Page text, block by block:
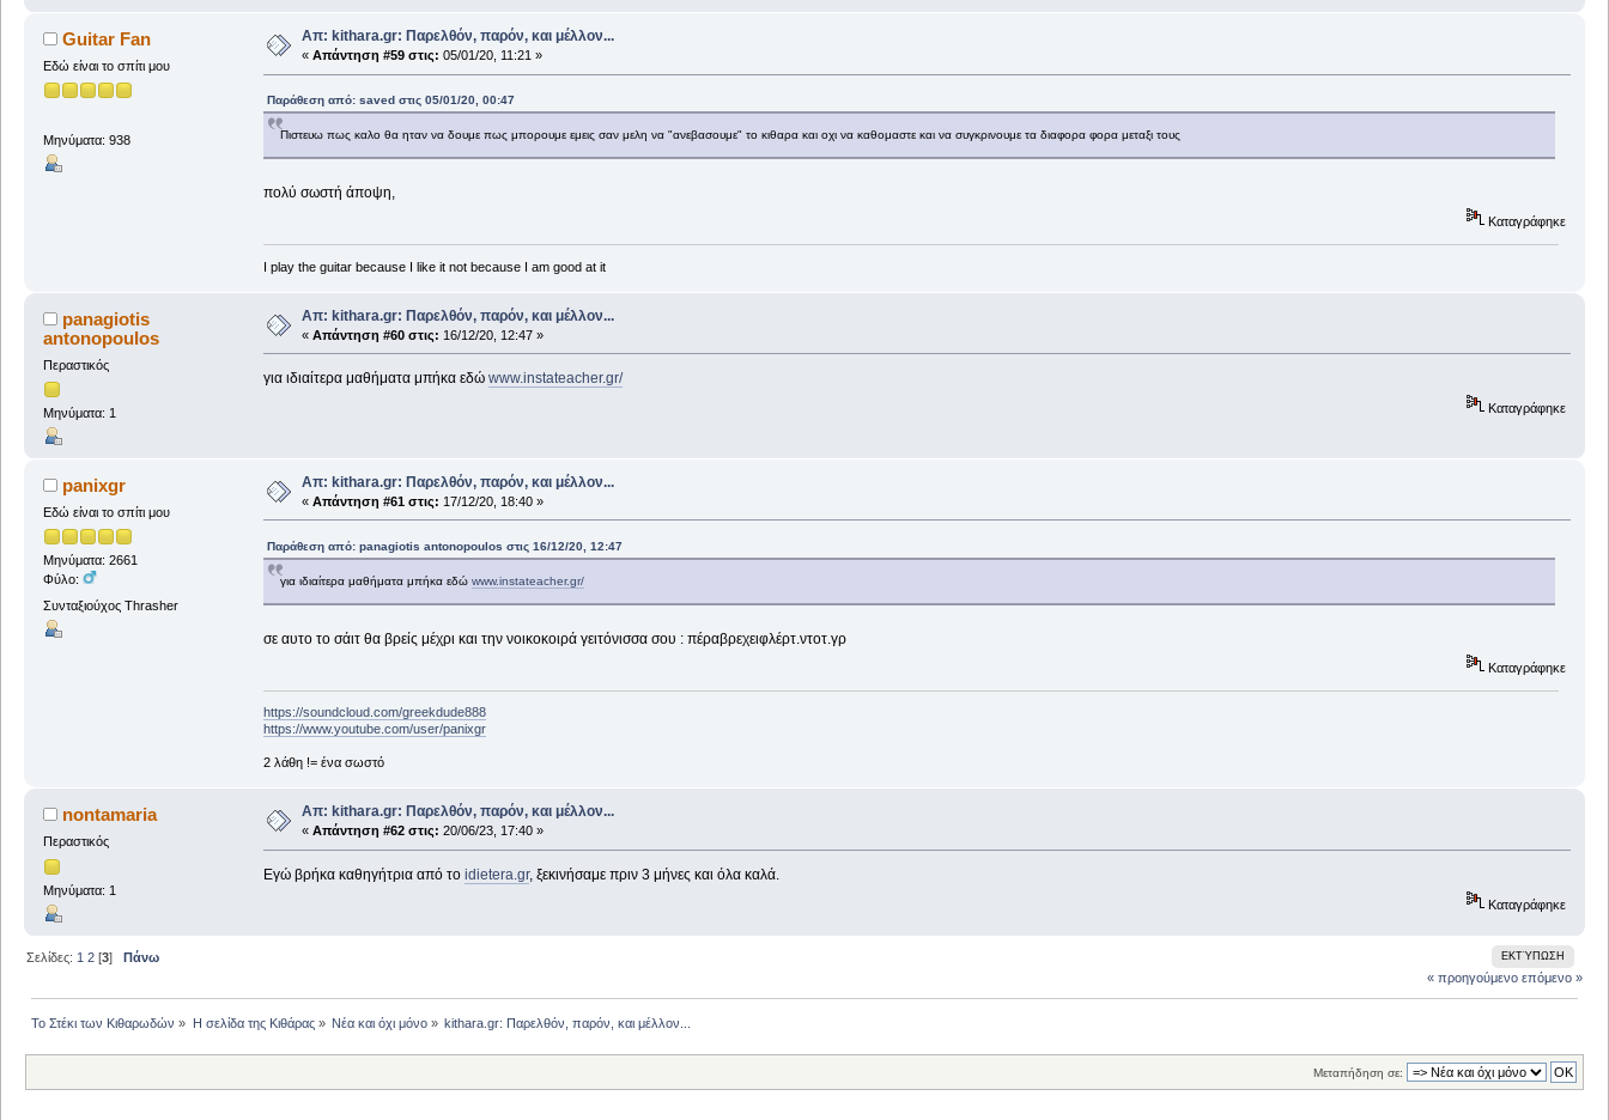
Guitar Fan
Εδώ είναι το σπίτι μου
Μηνύματα: 938
Απ: kithara.gr: Παρελθόν, παρόν, και μέλλον...
« Απάντηση #59 στις: 05/01/20, 11:21 »
Παράθεση από: saved στις 05/01/20, 00:47
Πιστευω πως καλο θα ηταν να δουμε πως μπορουμε εμεις σαν μελη να "ανεβασουμε" το κιθαρα και οχι να καθομαστε και να συγκρινουμε τα διαφορα φορα μεταξι τους
πολύ σωστή άποψη,
Καταγράφηκε
I play the guitar because I like it not because I am good at it
panagiotis
antonopoulos
Περαστικός
Μηνύματα: 1
Απ: kithara.gr: Παρελθόν, παρόν, και μέλλον...
« Απάντηση #60 στις: 16/12/20, 12:47 »
για ιδιαίτερα μαθήματα μπήκα εδώ www.instateacher.gr/
Καταγράφηκε
panixgr
Εδώ είναι το σπίτι μου
Μηνύματα: 2661
Φύλο:
Συνταξιούχος Thrasher
Απ: kithara.gr: Παρελθόν, παρόν, και μέλλον...
« Απάντηση #61 στις: 17/12/20, 18:40 »
Παράθεση από: panagiotis antonopoulos στις 16/12/20, 12:47
για ιδιαίτερα μαθήματα μπήκα εδώ www.instateacher.gr/
σε αυτο το σάιτ θα βρείς μέχρι και την νοικοκοιρά γειτόνισσα σου : πέραβρεχειφλέρτ.ντοτ.γρ
Καταγράφηκε
https://soundcloud.com/greekdude888
https://www.youtube.com/user/panixgr
2 λάθη != ένα σωστό
nontamaria
Περαστικός
Μηνύματα: 1
Απ: kithara.gr: Παρελθόν, παρόν, και μέλλον...
« Απάντηση #62 στις: 20/06/23, 17:40 »
Εγώ βρήκα καθηγήτρια από το idietera.gr, ξεκινήσαμε πριν 3 μήνες και όλα καλά.
Καταγράφηκε
ΕΚΤΎΠΩΣΗ
Σελίδες: 1 2 [3]Πάνω
« προηγούμενο επόμενο »
Το Στέκι των Κιθαρωδών » Η σελίδα της Κιθάρας» Νέα και όχι μόνο» kithara.gr: Παρελθόν, παρόν, και μέλλον...
Μεταπήδηση σε: